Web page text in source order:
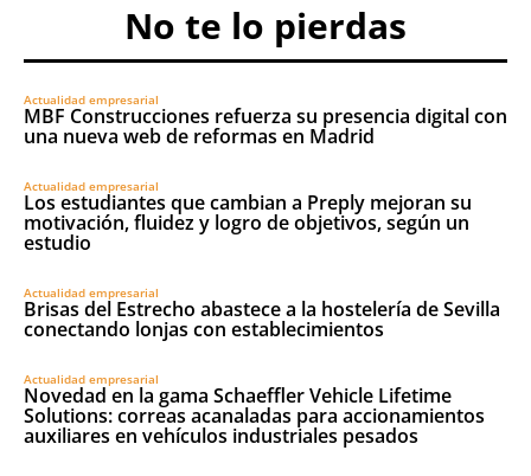
No te lo pierdas
Actualidad empresarial
MBF Construcciones refuerza su presencia digital con
una nueva web de reformas en Madrid
Actualidad empresarial
Los estudiantes que cambian a Preply mejoran su
motivación, fluidez y logro de objetivos, según un
estudio
Actualidad empresarial
Brisas del Estrecho abastece a la hostelería de Sevilla
conectando lonjas con establecimientos
Actualidad empresarial
Novedad en la gama Schaeffler Vehicle Lifetime
Solutions: correas acanaladas para accionamientos
auxiliares en vehículos industriales pesados